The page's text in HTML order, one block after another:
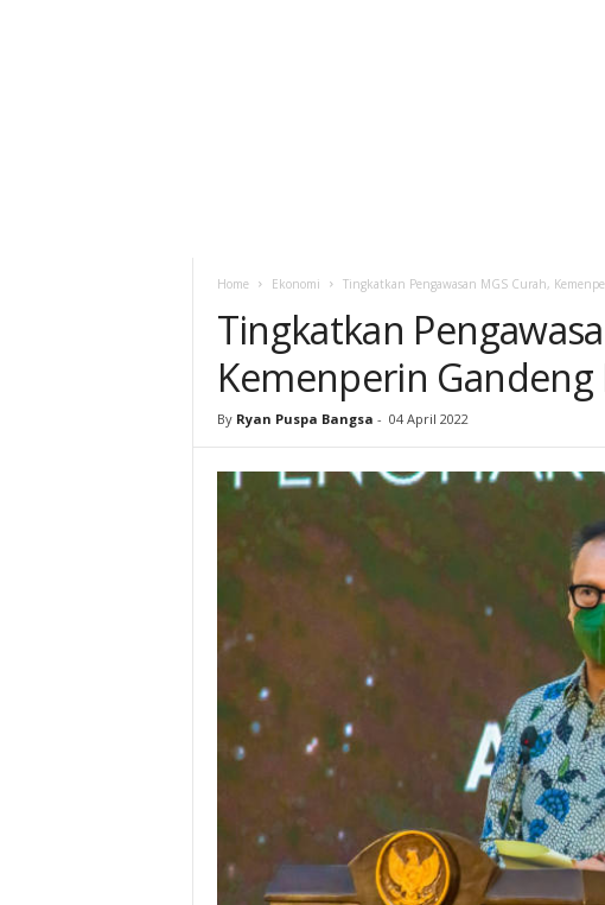
Home Ekonomi Tingkatkan Pengawasan MGS Curah,
Tingkatkan
Kemenperin Gandeng
By Ryan Puspa Bangsa - 04 April 2022